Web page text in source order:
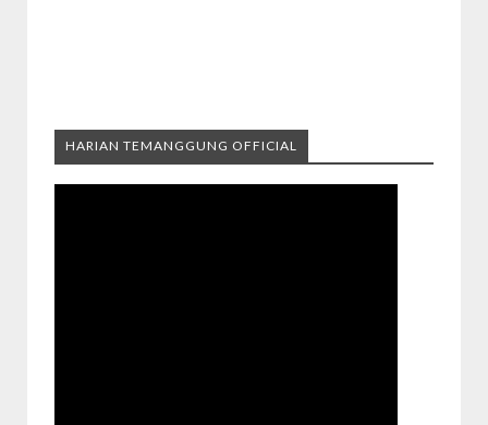
HARIAN TEMANGGUNG OFFICIAL